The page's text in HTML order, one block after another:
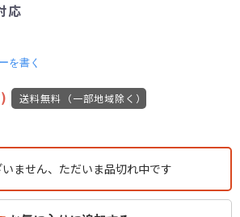
応
を書く
送料無料（一部地域除く）
ません、ただいま品切れ中です